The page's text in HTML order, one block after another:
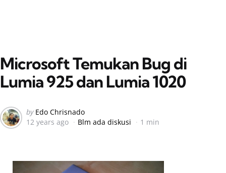
Microsoft Temukan Bug di
Lumia 925 dan Lumia 1020
Posted
by
by Edo Chrisnado
12 years ago
Blm ada diskusi 1 min